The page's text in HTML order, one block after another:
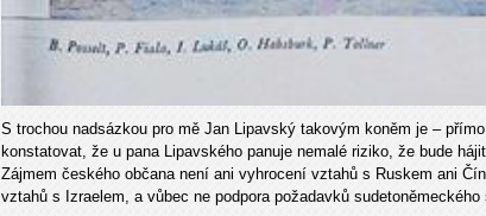
S trochou nadsázkou pro mě Jan Lipavský takovým koněm je –
konstatovat, že u pana Lipavského panuje nemalé riziko, že bude
Zájmem českého občana není ani vyhrocení vztahů s Ruskem ani
vztahů s Izraelem, a vůbec ne podpora požadavků sudetoněmeckého